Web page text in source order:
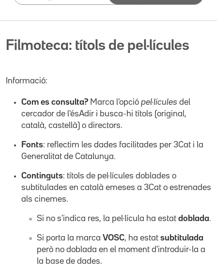
Filmoteca: títols de pel·lícules
Informació:
Com es consulta? Marca l'opció pel·lícules del
cercador de l'ésAdir i busca-hi títols (original,
català, castellà) o directors.
Fonts: reflectim les dades facilitades per 3Cat i la
Generalitat de Catalunya.
Continguts: títols de pel·lícules doblades o
subtitulades en català emeses a 3Cat o estrenades
als cinemes.
Si no s'indica res, la pel·lícula ha estat doblada.
Si porta la marca VOSC, ha estat subtitulada
però no doblada en el moment d'introduir-la a
la base de dades.